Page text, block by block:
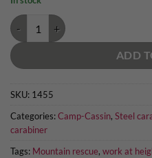
Camp Oval Pro Lock
ADD
SKU: 1455
Categories:Camp-Cassin, Steel
carabiner
Tags: Mountain rescue, work at